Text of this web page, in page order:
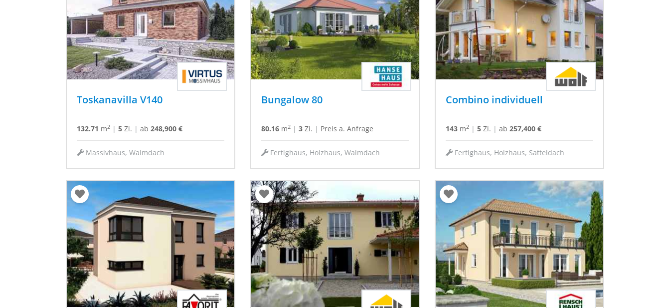
Toskanavilla V140
132.71 m2 | 5 Zi. | ab 248,900 €
Massivhaus, Walmdach
Bungalow 80
80.16 m2 | 3 Zi. | Preis a. Anfrage
Fertighaus, Holzhaus, Walmdach
Combino individuell
143 m2 | 5 Zi. | ab 257,400 €
Fertighaus, Holzhaus, Satteldach